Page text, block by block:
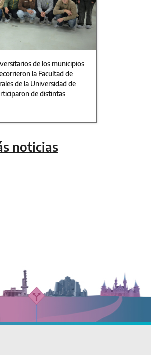
de los municipios
la Facultad de
de la Universidad de
de distintas
noticias